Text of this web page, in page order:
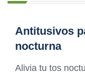
Antitusivos
nocturna
Alivia tu tos